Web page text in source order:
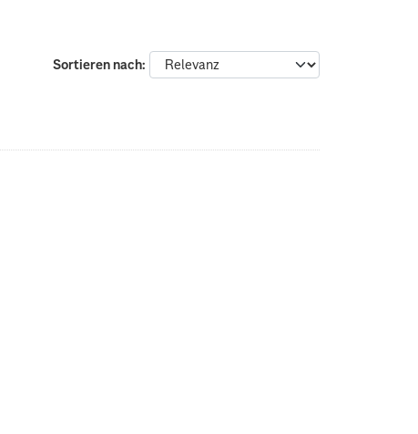
Sortieren nach